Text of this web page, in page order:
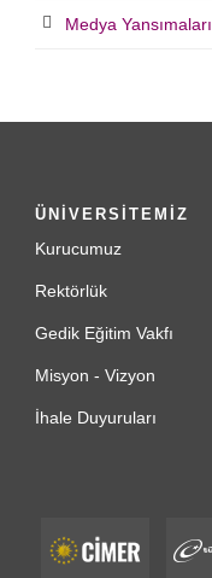
Medya Yansımaları
ÜNİVERSİTEMİZ
Kurucumuz
Rektörlük
Gedik Eğitim Vakfı
Misyon - Vizyon
İhale Duyuruları